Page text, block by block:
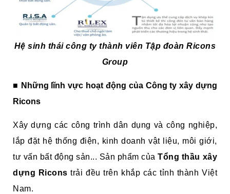
Hệ sinh thái công ty thành viên Tập đoàn Ricons
Group
■ Những lĩnh vực hoạt động của Công ty xây dựng
Ricons
Xây dựng các công trình dân dụng và công nghiệp,
lắp đặt hệ thống điện, kinh doanh vật liệu, môi giới,
tư vấn bất động sản... Sản phẩm củaTổng thầu xây
dựng Ricons trải đều trên khắp các tỉnh thành Việt
Nam.